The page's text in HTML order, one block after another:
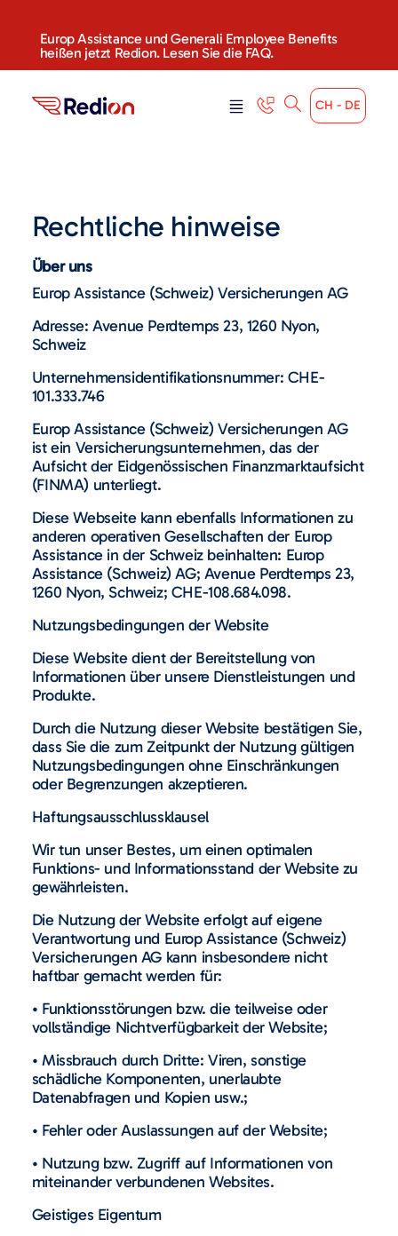
Europ Assistance und Generali Employee Benefits
heißen jetzt Redion. Lesen Sie die FAQ.
CH - DE
Rechtliche hinweise
Über uns
Europ Assistance (Schweiz) Versicherungen AG
Adresse: Avenue Perdtemps 23, 1260 Nyon,
Schweiz
Unternehmensidentifikationsnummer: CHE-
101.333.746
Europ Assistance (Schweiz) Versicherungen AG
ist ein Versicherungsunternehmen, das der
Aufsicht der Eidgenössischen Finanzmarktaufsicht
(FINMA) unterliegt.
Diese Webseite kann ebenfalls Informationen zu
anderen operativen Gesellschaften der Europ
Assistance in der Schweiz beinhalten: Europ
Assistance (Schweiz) AG; Avenue Perdtemps 23,
1260 Nyon, Schweiz; CHE-108.684.098.
Nutzungsbedingungen der Website
Diese Website dient der Bereitstellung von
Informationen über unsere Dienstleistungen und
Produkte.
Durch die Nutzung dieser Website bestätigen Sie,
dass Sie die zum Zeitpunkt der Nutzung gültigen
Nutzungsbedingungen ohne Einschränkungen
oder Begrenzungen akzeptieren.
Haftungsausschlussklausel
Wir tun unser Bestes, um einen optimalen
Funktions- und Informationsstand der Website zu
gewährleisten.
Die Nutzung der Website erfolgt auf eigene
Verantwortung und Europ Assistance (Schweiz)
Versicherungen AG kann insbesondere nicht
haftbar gemacht werden für:
• Funktionsstörungen bzw. die teilweise oder
vollständige Nichtverfügbarkeit der Website;
• Missbrauch durch Dritte: Viren, sonstige
schädliche Komponenten, unerlaubte
Datenabfragen und Kopien usw.;
• Fehler oder Auslassungen auf der Website;
• Nutzung bzw. Zugriff auf Informationen von
miteinander verbundenen Websites.
Geistiges Eigentum